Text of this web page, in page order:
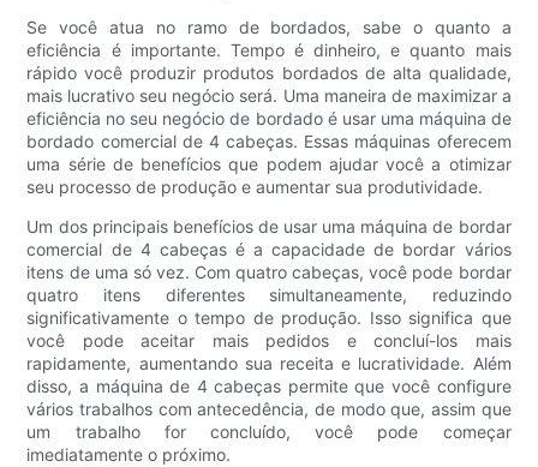
Se você atua no ramo de bordados, sabe o quanto a
eficiência é importante. Tempo é dinheiro, e quanto mais
rápido você produzir produtos bordados de alta qualidade,
mais lucrativo seu negócio será. Uma maneira de maximizar a
eficiência no seu negócio de bordado é usar uma máquina de
bordado comercial de 4 cabeças. Essas máquinas oferecem
uma série de benefícios que podem ajudar você a otimizar
seu processo de produção e aumentar sua produtividade.
Um dos principais benefícios de usar uma máquina de bordar
comercial de 4 cabeças é a capacidade de bordar vários
itens de uma só vez. Com quatro cabeças, você pode bordar
quatro itens diferentes simultaneamente, reduzindo
significativamente o tempo de produção. Isso significa que
você pode aceitar mais pedidos e concluí-los mais
rapidamente, aumentando sua receita e lucratividade. Além
disso, a máquina de 4 cabeças permite que você configure
vários trabalhos com antecedência, de modo que, assim que
um trabalho for concluído, você pode começar
imediatamente o próximo.